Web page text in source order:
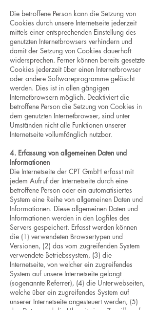
Die betroffene Person kann die Setzung von
Cookies durch unsere Internetseite jederzeit
mittels einer entsprechenden Einstellung des
genutzten Internetbrowsers verhindern und
damit der Setzung von Cookies dauerhaft
widersprechen. Ferner können bereits gesetzte
Cookies jederzeit über einen Internetbrowser
oder andere Softwareprogramme gelöscht
werden. Dies ist in allen gängigen
Internetbrowsern möglich. Deaktiviert die
betroffene Person die Setzung von Cookies in
dem genutzten Internetbrowser, sind unter
Umständen nicht alle Funktionen unserer
Internetseite vollumfänglich nutzbar.
4. Erfassung von allgemeinen Daten und
Informationen
Die Internetseite der CPT GmbH erfasst mit
jedem Aufruf der Internetseite durch eine
betroffene Person oder ein automatisiertes
System eine Reihe von allgemeinen Daten und
Informationen. Diese allgemeinen Daten und
Informationen werden in den Logfiles des
Servers gespeichert. Erfasst werden können
die (1) verwendeten Browsertypen und
Versionen, (2) das vom zugreifenden System
verwendete Betriebssystem, (3) die
Internetseite, von welcher ein zugreifendes
System auf unsere Internetseite gelangt
(sogenannte Referrer), (4) die Unterwebseiten,
welche über ein zugreifendes System auf
unserer Internetseite angesteuert werden, (5)